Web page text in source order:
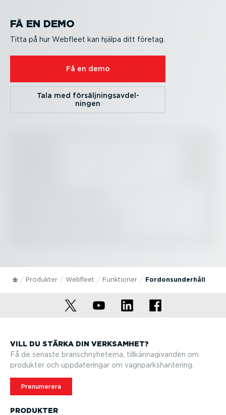
FÅ EN DEMO
Titta på hur Webfleet kan hjälpa ditt företag.
Få en demo
Tala med försälj­nings­av­del­
ningen
Produkter Webfleet Funktioner Fordons­un­derhåll
PRODUKTER
VILL DU STÄRKA DIN VERKSAMHET?
Få de senaste branschny­he­terna, tillkän­na­gi­vanden om
produkter och uppda­te­ringar om vagnparks­han­tering.
Prenumerera